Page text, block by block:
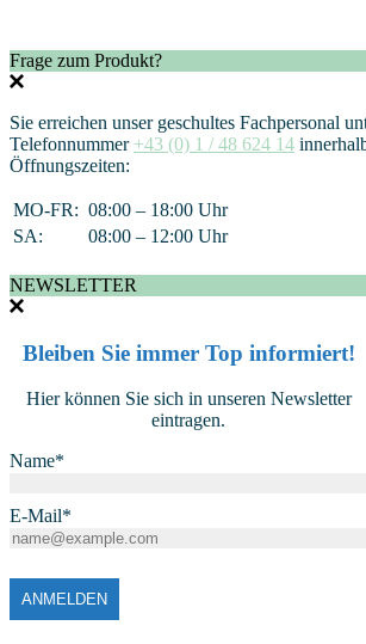
Frage zum Produkt?
Sie erreichen unser geschultes Fachpersonal
Telefonnummer +43 (0) 1 / 48 624 14
Öffnungszeiten:
MO-FR: 08:00 – 18:00 Uhr
SA:
08:00 – 12:00 Uhr
NEWSLETTER
Bleiben Sie immer Top informiert!
Hier können Sie sich in unseren Newsletter
eintragen.
Name*
E-Mail*
ANMELDEN